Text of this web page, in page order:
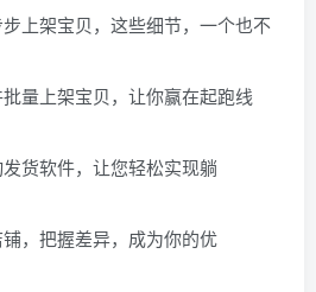
步上架宝贝，这些细节，一个也不
批量上架宝贝，让你赢在起跑线
发货软件，让您轻松实现躺
铺，把握差异，成为你的优